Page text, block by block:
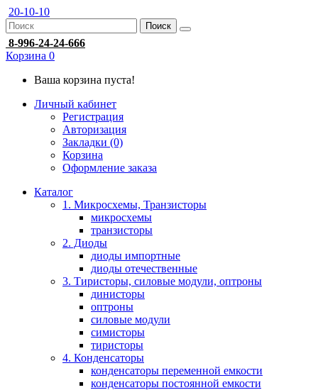
20-10-10
Поиск
8-996-24-24-666
Корзина 0
Ваша корзина пуста!
Личный кабинет
Регистрация
Авторизация
Закладки (0)
Корзина
Оформление заказа
Каталог
1. Микросхемы, Транзисторы
микросхемы
транзисторы
2. Диоды
диоды импортные
диоды отечественные
3. Тиристоры, силовые модули, оптроны
динисторы
оптроны
силовые модули
симисторы
тиристоры
4. Конденсаторы
конденсаторы переменной емкости
конденсаторы постоянной емкости